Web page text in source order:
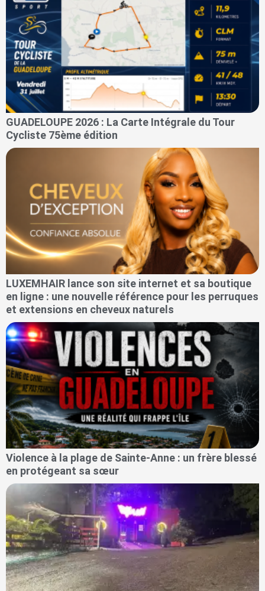
GUADELOUPE 2026 : La Carte Intégrale du Tour
Cycliste 75ème édition
LUXEMHAIR lance son site internet et sa boutique
en ligne : une nouvelle référence pour les perruques
et extensions en cheveux naturels
Violence à la plage de Sainte-Anne : un frère blessé
en protégeant sa sœur